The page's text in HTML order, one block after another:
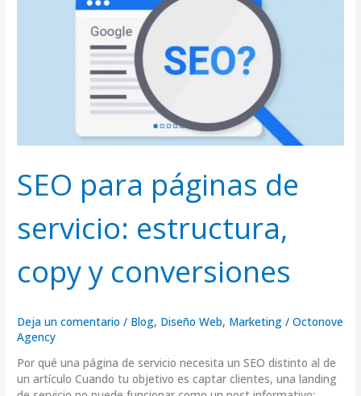
SEO para páginas de
servicio: estructura,
copy y conversiones
Deja un comentario / Blog, Diseño Web, Marketing /Octonove
Agency
Por qué una página de servicio necesita un SEO distinto al de
un artículo Cuando tu objetivo es captar clientes, una landing